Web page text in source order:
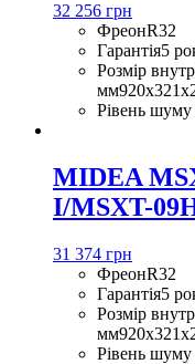
32 256 грн
ФреонR32
Гарантія5
Розмір
мм
Рівень шуму
MIDEA
I/MSXT-
31 374 грн
ФреонR32
Гарантія5
Розмір
мм
Рівень шуму